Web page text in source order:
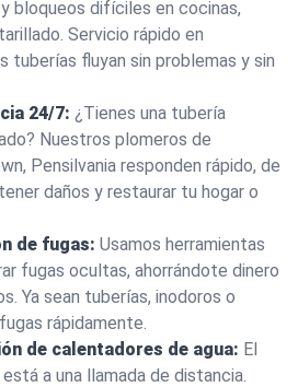
bloqueos difíciles en cocinas,
Servicio rápido en
tuberías fluyan sin problemas y sin
24/7: ¿Tienes una tubería
Nuestros plomeros de
Pensilvania responden rápido, de
daños y restaurar tu hogar o
de fugas: Usamos herramientas
fugas ocultas, ahorrándote dinero
Ya sean tuberías, inodoros o
rápidamente.
de calentadores de agua: El
a una llamada de distancia.